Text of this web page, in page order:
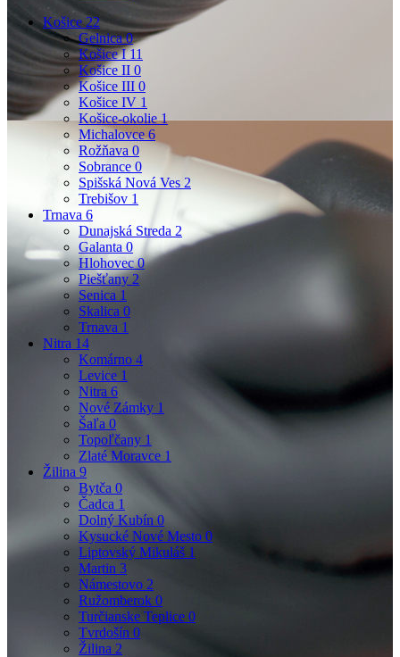
Košice22
Gelnica0
Košice I11
Košice II 0
Košice III 0
Košice IV 1
Košice-okolie1
Michalovce6
Rožňava 0
Sobrance 0
Spišská Nová Ves 2
Trebišov 1
Trnava 6
Dunajská Streda 2
Galanta 0
Hlohovec0
Piešťany2
Senica 1
Skalica 0
Trnava 1
Nitra 14
Komárno 4
Levice 1
Nitra 6
Nové Zámky 1
Šaľa 0
Topoľčany 1
Zlaté Moravce 1
Žilina 9
Bytča 0
Čadca 1
Dolný Kubín 0
Kysucké Nové Mesto 0
Liptovský Mikuláš 1
Martin 3
Námestovo 2
Ružomberok 0
Turčianske Teplice 0
Tvrdošín 0
Žilina 2